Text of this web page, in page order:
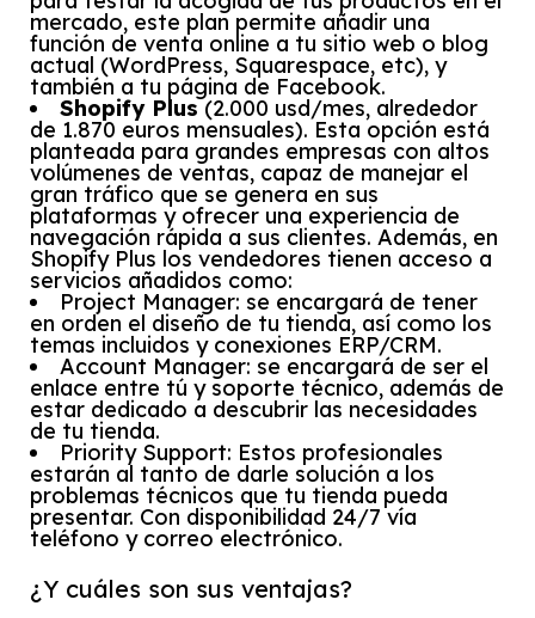
mercado, este plan permite añadir una
función de venta online a tu sitio web o blog
actual (WordPress, Squarespace, etc), y
también a tu página de Facebook.
Shopify Plus(2.000 usd/mes, alrededor
de 1.870 euros mensuales). Esta opción está
planteada para grandes empresas con altos
volúmenes de ventas, capaz de manejar el
gran tráfico que se genera en sus
plataformas y ofrecer una experiencia de
navegación rápida a sus clientes. Además, en
Shopify Plus los vendedores tienen acceso a
servicios añadidos como:
Project Manager: se encargará de tener
en orden el diseño de tu tienda, así como los
temas incluidos y conexiones ERP/CRM.
Account Manager: se encargará de ser el
enlace entre tú y soporte técnico, además de
estar dedicado a descubrir las necesidades
de tu tienda.
Priority Support: Estos profesionales
estarán al tanto de darle solución a los
problemas técnicos que tu tienda pueda
presentar. Con disponibilidad 24/7 vía
teléfono y correo electrónico.
¿Y cuáles son sus ventajas?